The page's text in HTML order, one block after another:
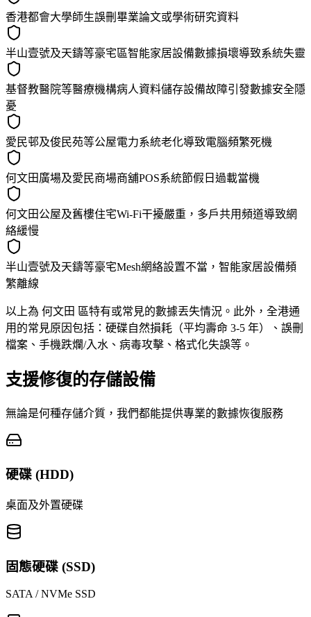
香港都會大學師生誤刪畢業論文或學術研究資料
半山壹號及天鑄等豪宅區智能家居設備數據損壞導致系統失靈
基督教醫院等醫療機構病人資料儲存設備故障引發數據安全隱
憂
愛民邨及俊民苑等公屋電力系統老化導致電腦頻繁死機
何文田廣場及愛民商場商舖POS系統節假日過載當機
何文田公屋及舊樓住宅Wi-Fi干擾嚴重，多戶共用頻道導致網
絡緩慢
半山壹號及天鑄等豪宅Mesh網絡設置不當，智能家居設備頻
繁離線
以上為 何文田 區特有或常見的數據丟失情況。此外，全港通
用的常見原因包括：硬碟自然損耗（平均壽命 3-5 年）、誤刪
檔案、手機跌爛/入水、病毒攻擊、格式化失誤等。
支援修復的存儲設備
無論是何種存儲介質，我們都能提供專業的數據恢復服務
硬碟 (HDD)
桌面及外置硬碟
固態硬碟 (SSD)
SATA / NVMe SSD